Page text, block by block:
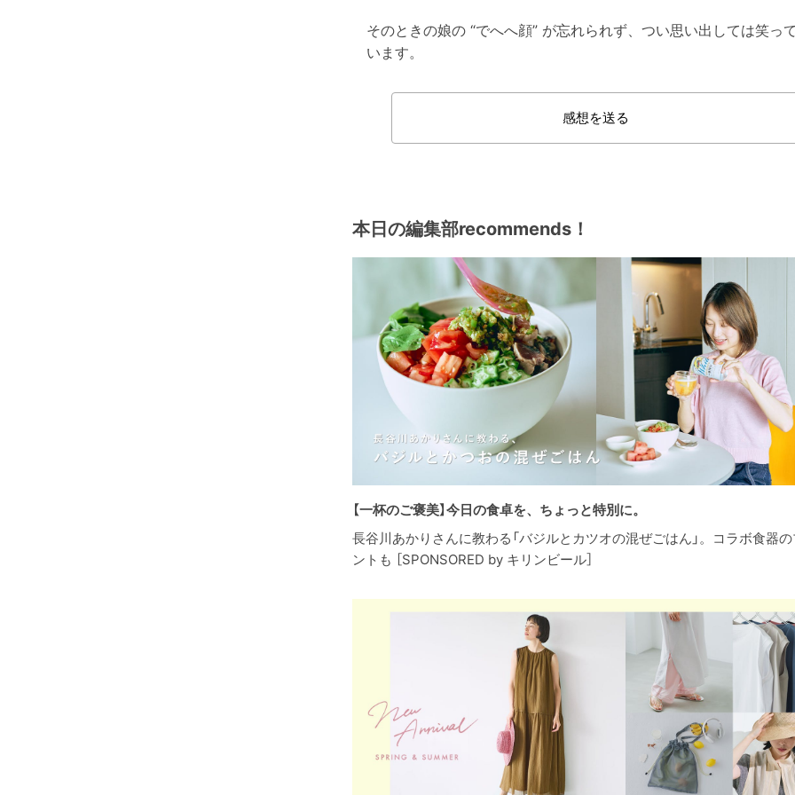
そのときの娘の “でへへ顔” が忘れられず、つい思い出しては笑っ
います。
感想を送る
本日の編集部recommends！
【一杯のご褒美】今日の食卓を、ちょっと特別に。
長谷川あかりさんに教わる「バジルとカツオの混ぜごはん」。コラボ食器
ントも ［SPONSORED by キリンビール］